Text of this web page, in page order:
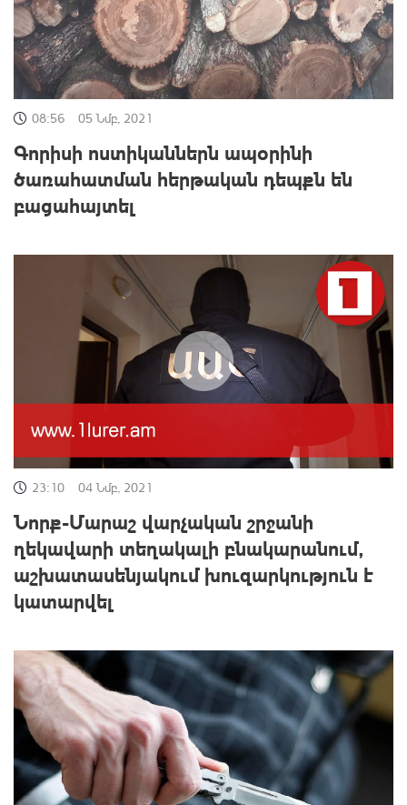
08:56 05 Նմբ, 2021
Գորիսի ոստիկաններն ապօրինի
ծառահատման հերթական դեպքն են
բացահայտել
23:10 04 Նմբ, 2021
Նորք-Մարաշ վարչական շրջանի
ղեկավարի տեղակալի բնակարանում,
աշխատասենյակում խուզարկություն է
կատարվել